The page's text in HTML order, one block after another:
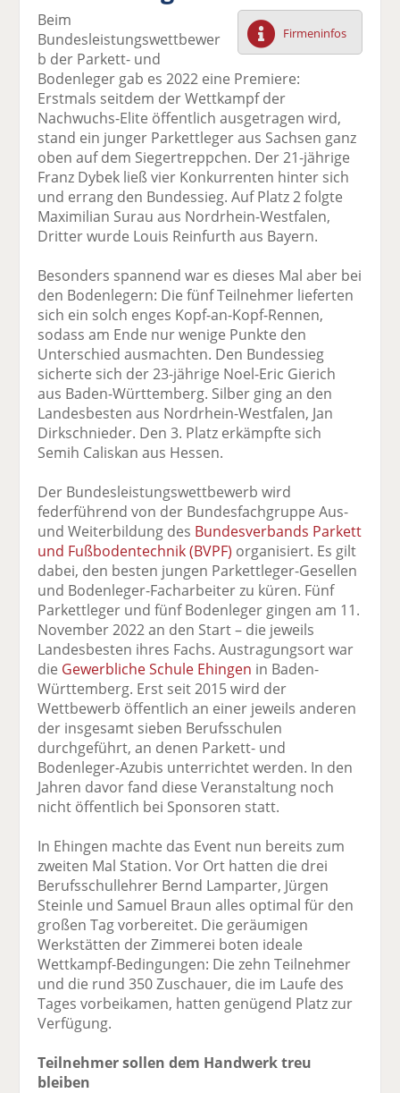
F
ac
e
b
o
o
k
te
il
e
n
tt
er
n
Li
n
k
n
te
il
e
n
E
m
ai
er
se
n
d
e
n
ck
e
n
Firmeninfos
Beim
Bundesleistungswettbewer
b der Parkett- und
Bodenleger gab es 2022 eine Premiere:
Erstmals seitdem der Wettkampf der
Nachwuchs-Elite öffentlich ausgetragen wird,
stand ein junger Parkettleger aus Sachsen ganz
oben auf dem Siegertreppchen. Der 21-jährige
Franz Dybek ließ vier Konkurrenten hinter sich
und errang den Bundessieg. Auf Platz 2 folgte
Maximilian Surau aus Nordrhein-Westfalen,
Dritter wurde Louis Reinfurth aus Bayern.
Besonders spannend war es dieses Mal aber bei
den Bodenlegern: Die fünf Teilnehmer lieferten
sich ein solch enges Kopf-an-Kopf-Rennen,
sodass am Ende nur wenige Punkte den
Unterschied ausmachten. Den Bundessieg
sicherte sich der 23-jährige Noel-Eric Gierich
aus Baden-Württemberg. Silber ging an den
Landesbesten aus Nordrhein-Westfalen, Jan
Dirkschnieder. Den 3. Platz erkämpfte sich
Semih Caliskan aus Hessen.
Der Bundesleistungswettbewerb wird
federführend von der Bundesfachgruppe Aus-
und Weiterbildung des Bundesverbands Parkett
und Fußbodentechnik (BVPF) organisiert. Es gilt
dabei, den besten jungen Parkettleger-Gesellen
und Bodenleger-Facharbeiter zu küren. Fünf
Parkettleger und fünf Bodenleger gingen am 11.
November 2022 an den Start – die jeweils
Landesbesten ihres Fachs. Austragungsort war
die Gewerbliche Schule Ehingen in Baden-
Württemberg. Erst seit 2015 wird der
Wettbewerb öffentlich an einer jeweils anderen
der insgesamt sieben Berufsschulen
durchgeführt, an denen Parkett- und
Bodenleger-Azubis unterrichtet werden. In den
Jahren davor fand diese Veranstaltung noch
nicht öffentlich bei Sponsoren statt.
In Ehingen machte das Event nun bereits zum
zweiten Mal Station. Vor Ort hatten die drei
Berufsschullehrer Bernd Lamparter, Jürgen
Steinle und Samuel Braun alles optimal für den
großen Tag vorbereitet. Die geräumigen
Werkstätten der Zimmerei boten ideale
Wettkampf-Bedingungen: Die zehn Teilnehmer
und die rund 350 Zuschauer, die im Laufe des
Tages vorbeikamen, hatten genügend Platz zur
Verfügung.
Teilnehmer sollen dem Handwerk treu
bleiben